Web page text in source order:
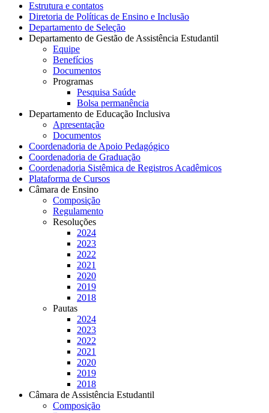
Estrutura e contatos
Diretoria de Políticas de Ensino e Inclusão
Departamento de Seleção
Departamento de Gestão de Assistência Estudantil
Equipe
Benefícios
Documentos
Programas
Pesquisa Saúde
Bolsa permanência
Departamento de Educação Inclusiva
Apresentação
Documentos
Coordenadoria de Apoio Pedagógico
Coordenadoria de Graduação
Coordenadoria Sistêmica de Registros Acadêmicos
Plataforma de Cursos
Câmara de Ensino
Composição
Regulamento
Resoluções
2024
2023
2022
2021
2020
2019
2018
Pautas
2024
2023
2022
2021
2020
2019
2018
Câmara de Assistência Estudantil
Composição